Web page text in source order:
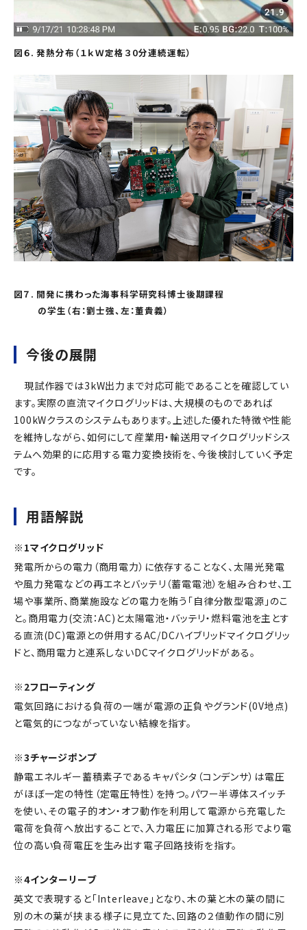
図６. 発熱分布（１ｋＷ定格３０分連続運転）
図７. 開発に携わった海事科学研究科博士後期課程
の学生（右：劉士強、左：董貴義）
今後の展開
現試作器では3kW出力まで対応可能であることを確認してい
ます。実際の直流マイクログリッドは、大規模のものであれば
100kWクラスのシステムもあります。上述した優れた特徴や性能
を維持しながら、如何にして産業用・輸送用マイクログリッドシス
テムへ効果的に応用する電力変換技術を、今後検討していく予定
です。
用語解説
※1マイクログリッド
発電所からの電力（商用電力）に依存することなく、太陽光発電
や風力発電などの再エネとバッテリ（蓄電電池）を組み合わせ、工
場や事業所、商業施設などの電力を賄う「自律分散型電源」のこ
と。商用電力(交流：AC)と太陽電池・バッテリ・燃料電池を主とす
る直流(DC)電源との併用するAC/DCハイブリッドマイクログリッ
ドと、商用電力と連系しないDCマイクログリッドがある。
※2フローティング
電気回路における負荷の一端が電源の正負やグランド(0V地点)
と電気的につながっていない結線を指す。
※3チャージポンプ
静電エネルギー蓄積素子であるキャパシタ（コンデンサ）は電圧
がほぼ一定の特性（定電圧特性）を持つ。パワー半導体スイッチ
を使い、その電子的オン・オフ動作を利用して電源から充電した
電荷を負荷へ放出することで、入力電圧に加算される形でより電
位の高い負荷電圧を生み出す電子回路技術を指す。
※4インターリーブ
英文で表現すると「Interleave」となり、木の葉と木の葉の間に
別の木の葉が挟まる様子に見立てた、回路の２値動作の間に別